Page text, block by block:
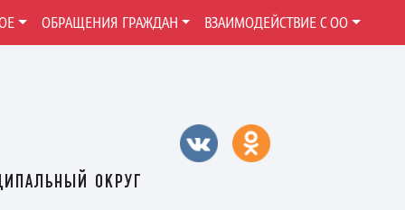
округ
ОБРАЩЕНИЯ ГРАЖДАН ВЗАИМОДЕЙСТВИЕ С ОО